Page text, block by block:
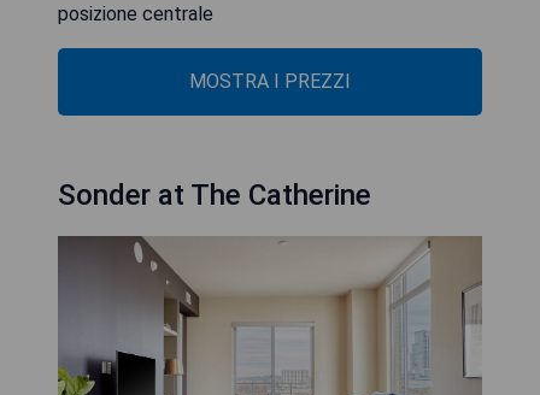
posizione centrale
MOSTRA I PREZZI
Sonder at The Catherine